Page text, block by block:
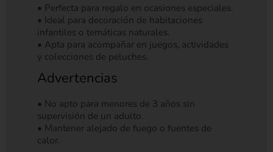
• Perfecta para regalo en ocasiones especiales.
• Ideal para decoración de habitaciones
infantiles o temáticas naturales.
• Apta para acompañar en juegos, actividades
y colecciones de peluches.
Advertencias
• No apto para menores de 3 años sin
supervisión de un adulto.
• Mantener alejado de fuego o fuentes de
calor.